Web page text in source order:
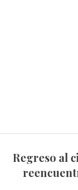
Regreso al cine con "Un año y un día" y